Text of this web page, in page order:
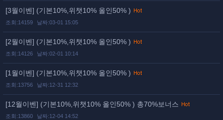
[3월이벤] (기본10%,위챗10% 올인50% )
조회:14159 날짜:03-01 15:05
[2월이벤] (기본10%,위챗10% 올인50% )
조회:14126 날짜:02-01 10:14
[1월이벤] (기본10%,위챗10% 올인50% )
조회:13756 날짜:12-31 12:32
[12월이벤] (기본10%,위챗10% 올인50% ) 총70%보너스
조회:13860 날짜:12-04 14:52